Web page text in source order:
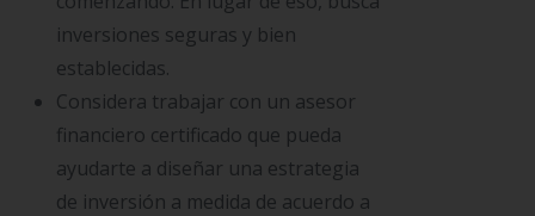
inversiones seguras y bien
establecidas.
Considera trabajar con un asesor
financiero certificado que pueda
ayudarte a diseñar una estrategia
de inversión a medida de acuerdo a